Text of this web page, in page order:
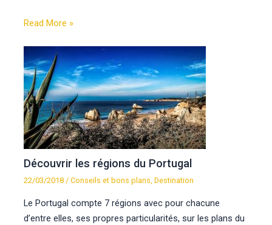
Read More »
Découvrir les régions du Portugal
22/03/2018 /Conseils et bons plans ,Destination
Le Portugal compte 7 régions avec pour chacune
d’entre elles, ses propres particularités, sur les plans du